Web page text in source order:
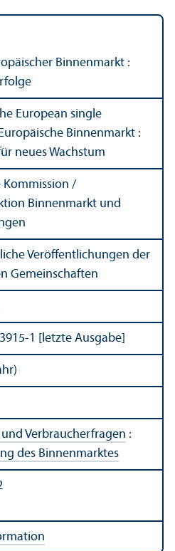
Binnenmarkt :
European single
Binnenmarkt :
neues Wachstum
Kommission /
Binnenmarkt und
Veröffentlichungen der
Gemeinschaften
1 [letzte Ausgabe]
Verbraucherfragen :
des Binnenmarktes